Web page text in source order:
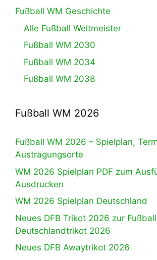
Fußball WM Geschichte
Alle Fußball Weltmeister
Fußball WM 2030
Fußball WM 2034
Fußball WM 2038
Fußball WM 2026
Fußball WM 2026 – Spielplan,
Austragungsorte
WM 2026 Spielplan PDF zum
Ausdrucken
WM 2026 Spielplan Deutschland
Neues DFB Trikot 2026 zur
Deutschlandtrikot 2026
Neues DFB Awaytrikot 2026